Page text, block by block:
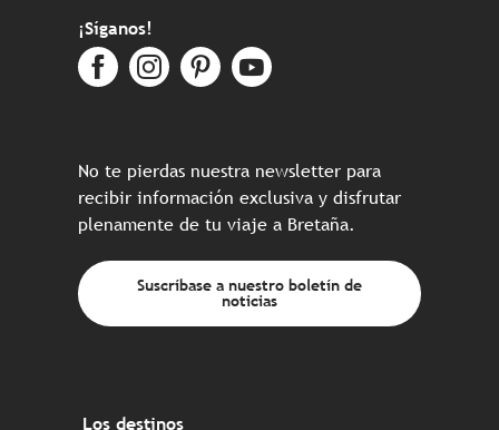
¡Síganos!
No te pierdas nuestra newsletter para
recibir información exclusiva y disfrutar
plenamente de tu viaje a Bretaña.
Suscríbase a nuestro boletín de
noticias
Los destinos